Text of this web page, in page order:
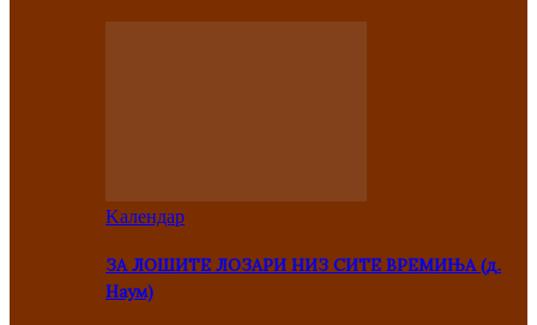
Kалендар
ЗА ЛОШИТЕ ЛОЗАРИ НИЗ СИТЕ ВРЕМИЊА (д.
Наум)